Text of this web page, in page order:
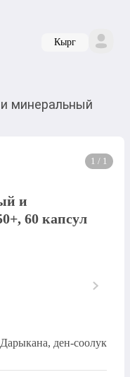
Кырг
минеральный
1 / 1
и
60 капсул
Дарыкана, ден-соолук